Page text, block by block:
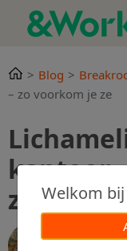
Blog
– zo voorkom je ze
kantoor
ze
Ilse van
Welkom